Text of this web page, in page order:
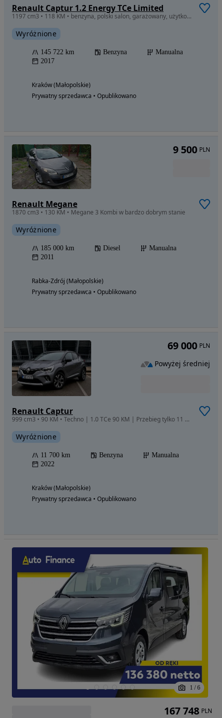
Renault Captur 1.2 Energy TCe Limited
1197 cm3 • 118 KM • benzyna, polski salon, garażowany, użytkowany prywatnie
Wyróżnione
145 722 km Benzyna
Manualna
2017
Kraków (Małopolskie)
Prywatny sprzedawca • Opublikowano
Renault Megane
1870 cm3 • 130 KM • Megane 3 Kombi w bardzo dobrym stanie
Wyróżnione
185 000 km Diesel
Manualna
2011
Rabka-Zdrój (Małopolskie)
Prywatny sprzedawca • Opublikowano
9 500 PLN
Renault Captur
999 cm3 • 90 KM • Techno | 1.0 TCe 90 KM | Przebieg tylko 11 700 km
Wyróżnione
11 700 km Benzyna
Manualna
2022
Kraków (Małopolskie)
Prywatny sprzedawca • Opublikowano
69 000 PLN
Powyżej średniej
1 / 6
167 748 PLN